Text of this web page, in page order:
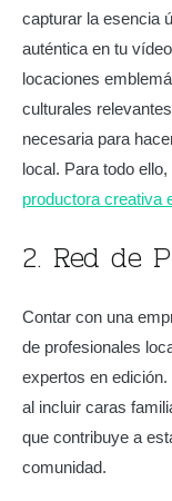
capturar la esencia
auténtica en tu
locaciones
culturales
necesaria para
local. Para todo
productora creativa
2. Red de
Contar con una
de profesionales
expertos en
al incluir caras
que contribuye a
comunidad.